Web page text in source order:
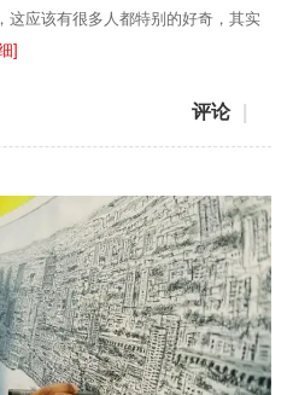
这应该有很多人都特别的好奇，其实
]
评论